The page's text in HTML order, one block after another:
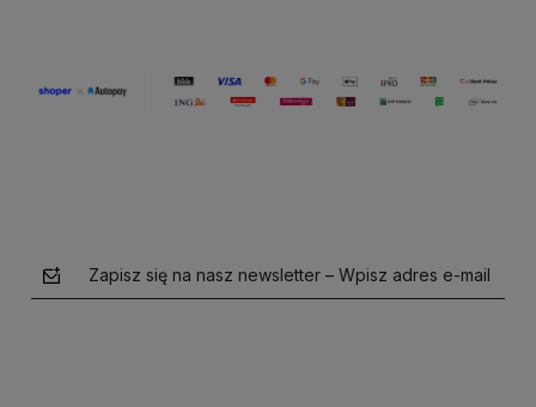
Zapisz się na nasz newsletter – Wpisz adres e-mail